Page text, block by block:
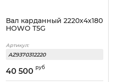
Вал карданный 2220x4x180
HOWO T5G
Артикул:
AZ9370312220
40 500 руб